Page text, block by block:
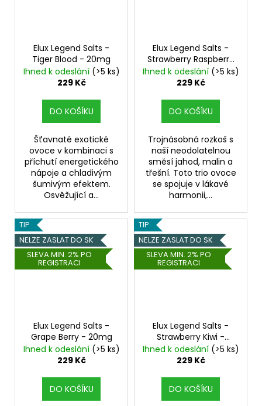
Elux Legend Salts -
Tiger Blood - 20mg
Ihned k odeslání (>5 ks)
229 Kč
DO KOŠÍKU
Šťavnaté exotické
ovoce v kombinaci s
příchutí energetického
nápoje a chladivým
šumivým efektem.
Osvěžující a...
Elux Legend Salts -
Strawberry Raspberry
Cherry - 20mg
Ihned k odeslání (>5 ks)
229 Kč
DO KOŠÍKU
Trojnásobná rozkoš s
naší neodolatelnou
směsí jahod, malin a
třešní. Toto trio ovoce
se spojuje v lákavé
harmonii,...
TIP
NELZE ZASLAT DO SK
SLEVA MIN. 2% PO
REGISTRACI
Elux Legend Salts -
Grape Berry - 20mg
Ihned k odeslání (>5 ks)
229 Kč
DO KOŠÍKU
TIP
NELZE ZASLAT DO SK
SLEVA MIN. 2% PO
REGISTRACI
Elux Legend Salts -
Strawberry Kiwi -
20mg
Ihned k odeslání (>5 ks)
229 Kč
DO KOŠÍKU